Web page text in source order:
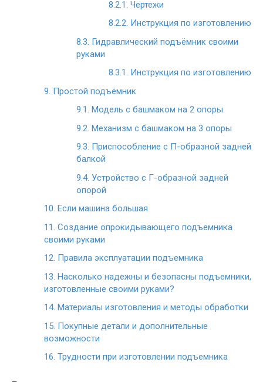
8.2.1. Чертежи
8.2.2. Инструкция по изготовлению
8.3. Гидравлический подъёмник своими
руками
8.3.1. Инструкция по изготовлению
9. Простой подъёмник
9.1. Модель с башмаком на 2 опоры
9.2. Механизм с башмаком на 3 опоры
9.3. Приспособление с П-образной задней
балкой
9.4. Устройство с Г-образной задней
опорой
10. Если машина большая
11. Создание опрокидывающего подъемника
своими руками
12. Правила эксплуатации подъемника
13. Насколько надежны и безопасны подъемники,
изготовленные своими руками?
14. Материалы изготовления и методы обработки
15. Покупные детали и дополнительные
возможности
16. Трудности при изготовлении подъемника